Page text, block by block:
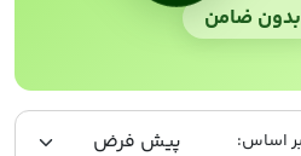
بدون ضامن